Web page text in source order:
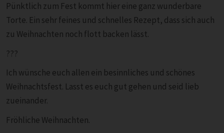
Pünktlich zum Fest kommt hier eine ganz wunderbare
Torte. Ein sehr feines und schnelles Rezept, dass sich auch
zu Weihnachten noch flott backen lässt.
???
Ich wünsche euch allen ein besinnliches und schönes
Weihnachtsfest. Lasst es euch gut gehen und seid lieb
zueinander.
Fröhliche Weihnachten.